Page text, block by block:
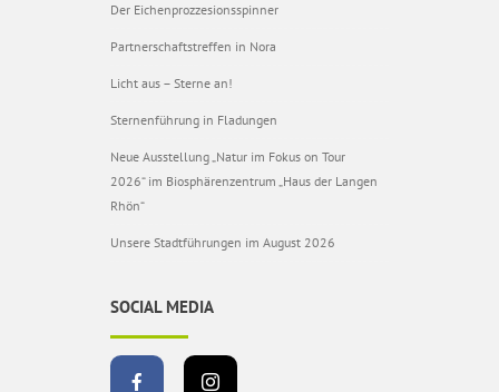
Der Eichenprozzesionsspinner
Partnerschaftstreffen in Nora
Licht aus – Sterne an!
Sternenführung in Fladungen
Neue Ausstellung „Natur im Fokus on Tour
2026“ im Biosphärenzentrum „Haus der Langen
Rhön“
Unsere Stadtführungen im August 2026
SOCIAL MEDIA